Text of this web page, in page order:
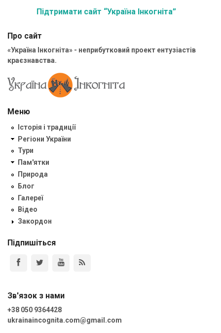
Підтримати сайт “Україна Інкогніта”
Про сайт
«Україна Інкогніта» - неприбутковий проект ентузіастів
краєзнавства.
Меню
Історія і традиції
Регіони України
Тури
Пам'ятки
Природа
Блог
Галереї
Відео
Закордон
Підпишіться
Зв'язок з нами
+38 050 9364428
ukrainaincognita.com@gmail.com